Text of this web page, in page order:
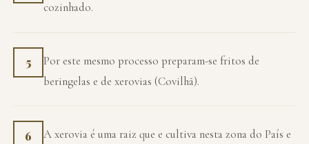
cozinhado.
5
Por este mesmo processo preparam-se fritos de
beringelas e de xerovias (Covilhã).
6
A xerovia é uma raiz que e cultiva nesta zona do País e